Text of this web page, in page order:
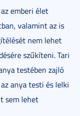
emberi élet
valamint az is
nem lehet
szűkíteni. Tari
testében zajló
anya testi és lelki
sem lehet